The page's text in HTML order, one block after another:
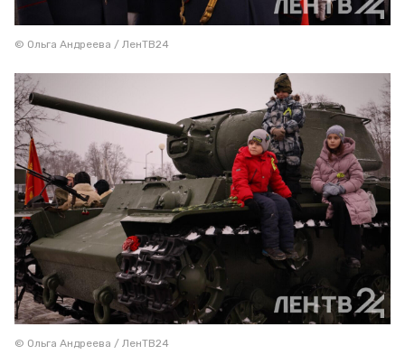
© Ольга Андреева / ЛенТВ24
© Ольга Андреева / ЛенТВ24